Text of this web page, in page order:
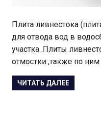
Плита ливнестока
для отвода вод в
участка .Плиты
отмостки ,также по ним
ЧИТАТЬ ДАЛЕЕ